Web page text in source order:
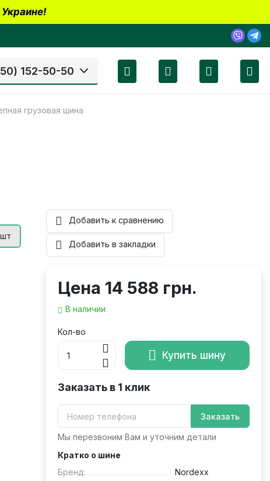
152-50-50
грузовая шина
Добавить к сравнению
Добавить в закладки
Цена 14 588 грн.
В наличии
Кол-во
Купить шину
Заказать в 1 клик
Заказать
Мы перезвоним Вам и уточним детали
Кратко о шине
Бренд:
Nordexx